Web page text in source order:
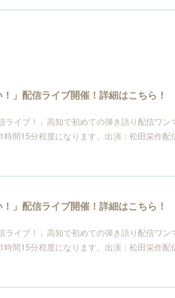
」配信ライブ開催！詳細はこちら！
イブ！」高知で初めての弾き語り配信ワ
間15分程度になります。出演：松田栄作
」配信ライブ開催！詳細はこちら！
イブ！」高知で初めての弾き語り配信ワ
間15分程度になります。出演：松田栄作